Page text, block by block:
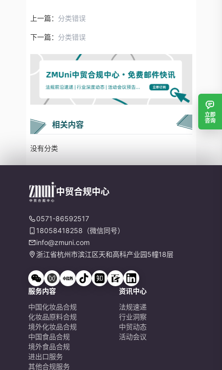
上一篇： 分类错误
下一篇： 分类错误
相关内容
没有分类
立即
咨询
中贸合规中心
0571-86592517
18058418258（微信同号）
info@zmuni.com
浙江省杭州市滨江区天和高科产业园5幢18层
服务内容
中国化妆品合规
化妆品原料合规
境外化妆品合规
中国食品合规
境外食品合规
进出口服务
其他合规服务
资讯中心
法规速递
行业洞察
中贸动态
活动会议